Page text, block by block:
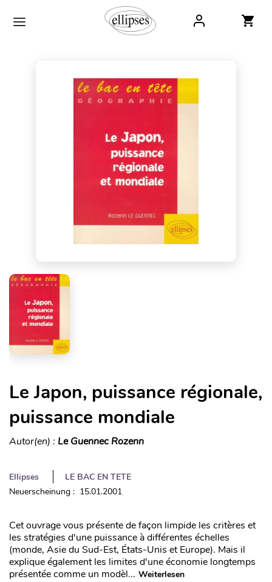
Le Japon, puissance régionale,
puissance mondiale
Autor(en) : Le Guennec Rozenn
Ellipses
LE BAC EN TETE
Neuerscheinung : 15.01.2001
Cet ouvrage vous présente de façon limpide les critères et
les stratégies d'une puissance à différentes échelles
(monde, Asie du Sud-Est, États-Unis et Europe). Mais il
explique également les limites d'une économie longtemps
présentée comme un modèl... Weiterlesen